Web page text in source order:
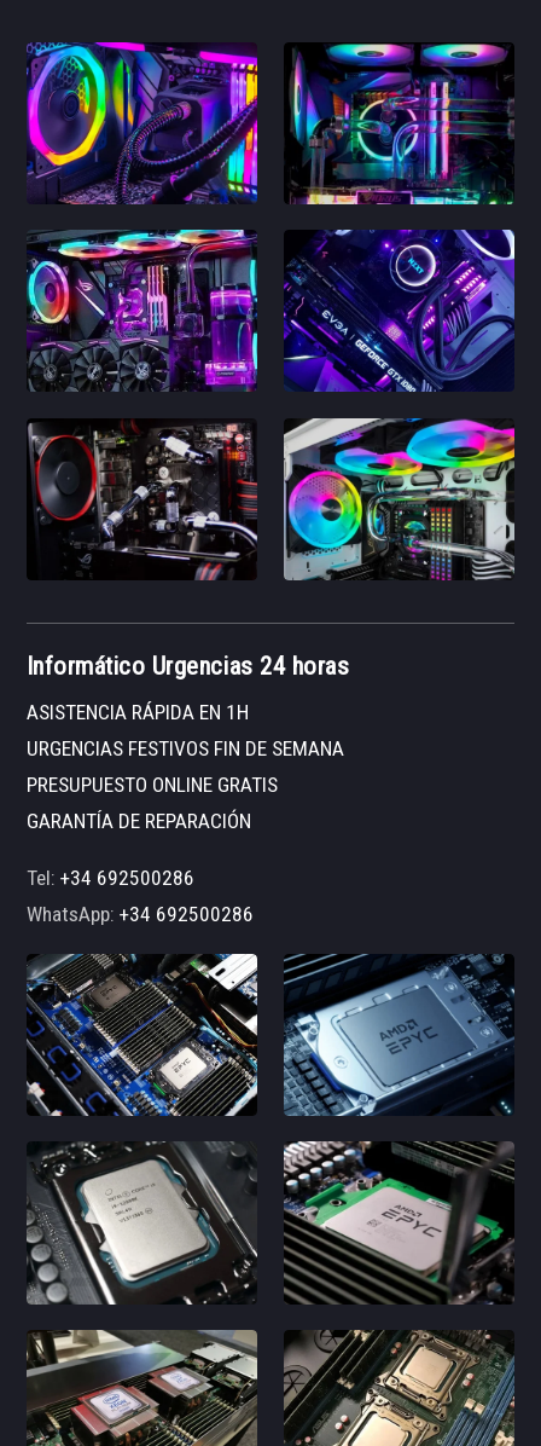
Informático Urgencias 24 horas
ASISTENCIA RÁPIDA EN 1H
URGENCIAS FESTIVOS FIN DE SEMANA
PRESUPUESTO ONLINE GRATIS
GARANTÍA DE REPARACIÓN
Tel:+34 692500286
WhatsApp:+34 692500286